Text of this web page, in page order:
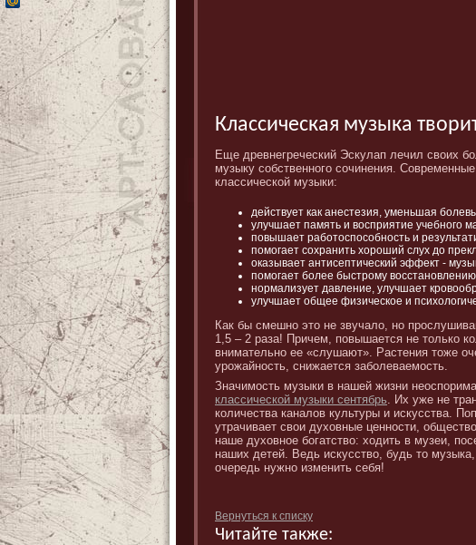
Классическая музыка
Еще древнегреческий Эскулап лечил своих
музыку собственного сочинения.
классической музыки:
действует как анестезия, уменьшая
улучшает память и восприятие учебного
повышает работоспособность и
помогает сохранить хороший слух до
оказывает антисептический эффект -
помогает более быстрому
нормализует давление, улучшает
улучшает общее физическое и
Как бы смешно это не звучало, но
1,5 – 2 раза! Причем, повышается не только
внимательно ее «слушают». Растения тоже
урожайность, снижается заболеваемость.
Значимость музыки в нашей жизни
классической музыки сентябрь. Их уже не
количества каналов культуры и искусства.
утрачивает свои духовные ценности,
наше духовное богатство: ходить в музеи,
наших детей. Ведь искусство, будь то
очередь нужно изменить себя!
Вернуться к списку
Читайте также: